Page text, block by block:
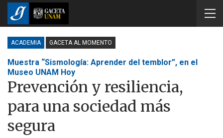
ACADEMIA GACETA AL MOMENTO
Muestra “Sismología: Aprender del temblor”, en el
Museo UNAM Hoy
Prevención y resiliencia,
para una sociedad más
segura